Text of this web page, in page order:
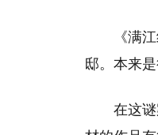
《满
邸。本来
在这